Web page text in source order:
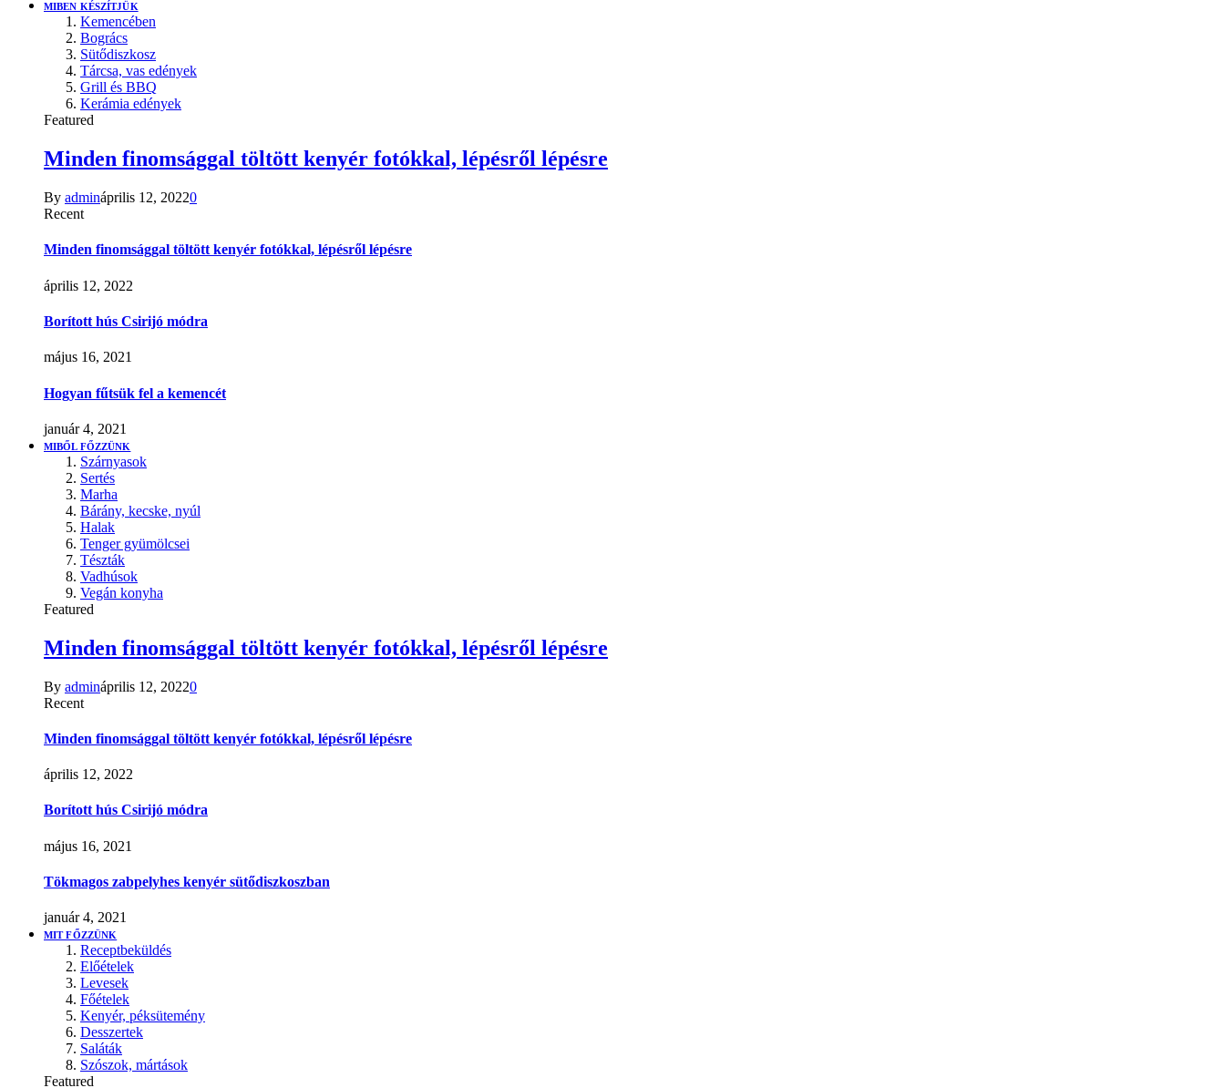
MIBEN KÉSZÍTJÜK
Kemencében
Bogrács
Sütődiszkosz
Tárcsa, vas edények
Grill és BBQ
Kerámia edények
Featured
Minden finomsággal töltött kenyér fotókkal, lépésről lépésre
By admináprilis 12, 20220
Recent
Minden finomsággal töltött kenyér fotókkal, lépésről lépésre
április 12, 2022
Borított hús Csirijó módra
május 16, 2021
Hogyan fűtsük fel a kemencét
január 4, 2021
MIBŐL FŐZZÜNK
Szárnyasok
Sertés
Marha
Bárány, kecske, nyúl
Halak
Tenger gyümölcsei
Tészták
Vadhúsok
Vegán konyha
Featured
Minden finomsággal töltött kenyér fotókkal, lépésről lépésre
By admináprilis 12, 20220
Recent
Minden finomsággal töltött kenyér fotókkal, lépésről lépésre
április 12, 2022
Borított hús Csirijó módra
május 16, 2021
Tökmagos zabpelyhes kenyér sütődiszkoszban
január 4, 2021
MIT FŐZZÜNK
Receptbeküldés
Előételek
Levesek
Főételek
Kenyér, péksütemény
Desszertek
Saláták
Szószok, mártások
Featured